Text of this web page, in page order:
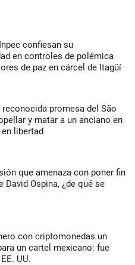
confiesan su
en controles de polémica
de paz en cárcel de Itagüí
reconocida promesa del São
y matar a un anciano en
libertad
que amenaza con poner fin
David Ospina, ¿de qué se
con criptomonedas un
un cartel mexicano: fue
UU.